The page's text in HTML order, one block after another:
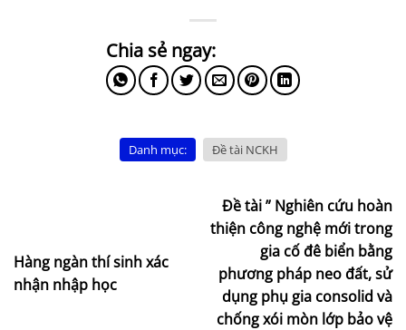
Danh mục: Đề tài NCKH
Hàng ngàn thí sinh xác
nhận nhập học
Đề tài ” Nghiên cứu hoàn
thiện công nghệ mới trong
gia cố đê biển bằng
phương pháp neo đất, sử
dụng phụ gia consolid và
chống xói mòn lớp bảo vệ